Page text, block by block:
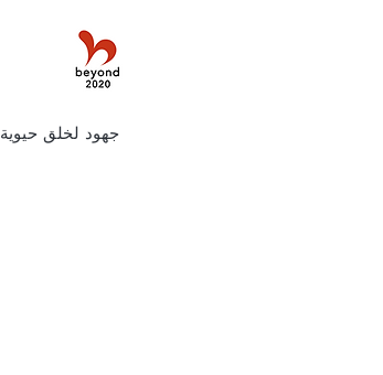
جهود لخلق حيوية